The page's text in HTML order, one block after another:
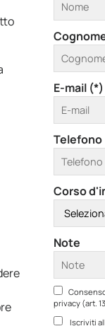
E-mail (*)
Telefono
Corso
Note
privacy (art.
Iscriviti